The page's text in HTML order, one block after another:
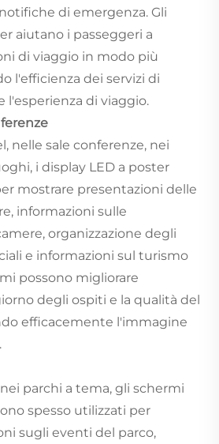
di emergenza. Gli
aiutano i passeggeri a
di viaggio in modo più
l'efficienza dei servizi di
l'esperienza di viaggio.
nelle sale conferenze, nei
i display LED a poster
mostrare presentazioni delle
informazioni sulle
organizzazione degli
e informazioni sul turismo
possono migliorare
degli ospiti e la qualità del
efficacemente l'immagine
parchi a tema, gli schermi
spesso utilizzati per
sugli eventi del parco,